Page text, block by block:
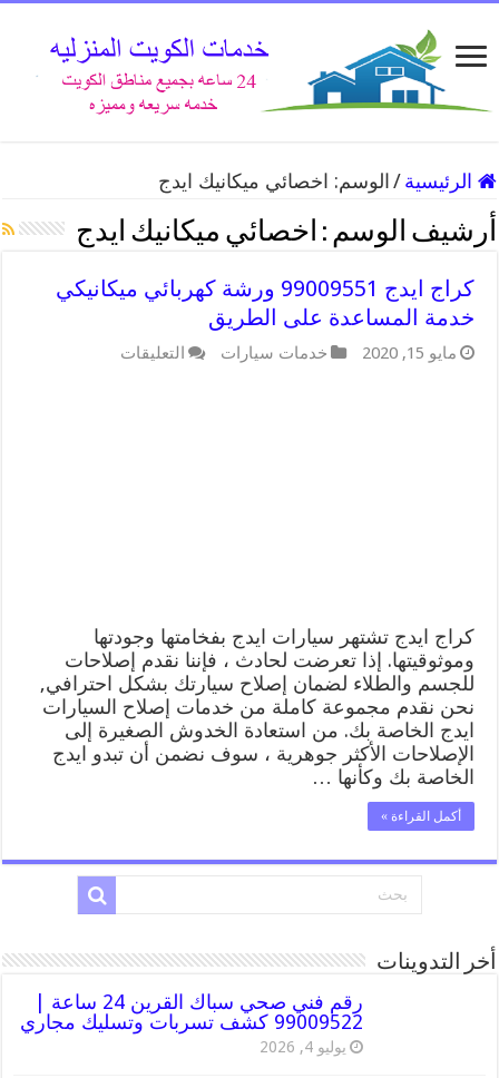
الرئيسية / الوسم: اخصائي ميكانيك ايدج
أرشيف الوسم : اخصائي ميكانيك ايدج
كراج ايدج 99009551 ورشة كهربائي ميكانيكي
خدمة المساعدة على الطريق
مايو 15, 2020 خدمات سيارات التعليقات
كراج ايدج تشتهر سيارات ايدج بفخامتها وجودتها
وموثوقيتها. إذا تعرضت لحادث ، فإننا نقدم إصلاحات
للجسم والطلاء لضمان إصلاح سيارتك بشكل احترافي,
نحن نقدم مجموعة كاملة من خدمات إصلاح السيارات
ايدج الخاصة بك. من استعادة الخدوش الصغيرة إلى
الإصلاحات الأكثر جوهرية ، سوف نضمن أن تبدو ايدج
الخاصة بك وكأنها …
أكمل القراءة »
أخر التدوينات
رقم فني صحي سباك القرين 24 ساعة |
99009522 كشف تسربات وتسليك مجاري
يوليو 4, 2026